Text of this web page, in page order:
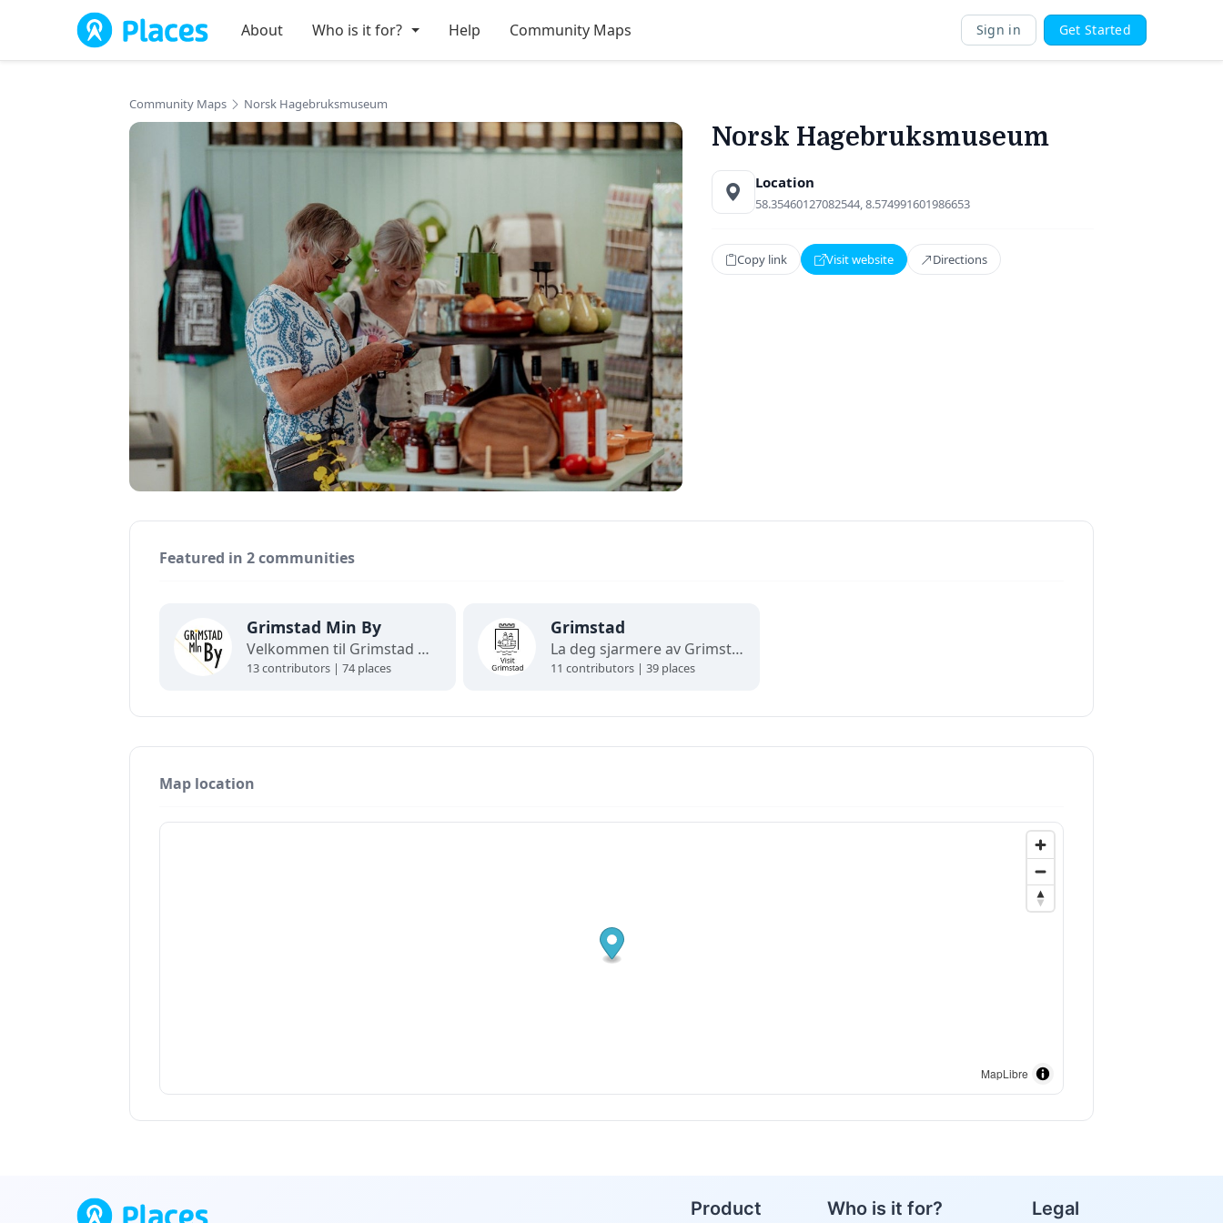
Skip to main content
Sign in Get Started
About Who is it for? Help Community Maps
Community Maps Norsk Hagebruksmuseum
Norsk Hagebruksmuseum
Location
58.35460127082544, 8.574991601986653
Copy link Visit website Directions
Featured in 2 communities
Grimstad Min By
Velkommen til Grimstad Min By! Vi skaper gode sentrumsopplevelser for store og små.
13 contributors | 74 places
Grimstad
La deg sjarmere av Grimstads vakre skjærgård, hvite trehus, koselige smau og smale brusteinsgater. I "dikternes by" finner du museer, nisjebutikker, prisbelønnede spisesteder og vakker kystnatur. Vi har et levende kulturliv for store og små gjennom hele året. Velkommen!
11 contributors | 39 places
Map location
MapLibre
Product Who is it for? Legal